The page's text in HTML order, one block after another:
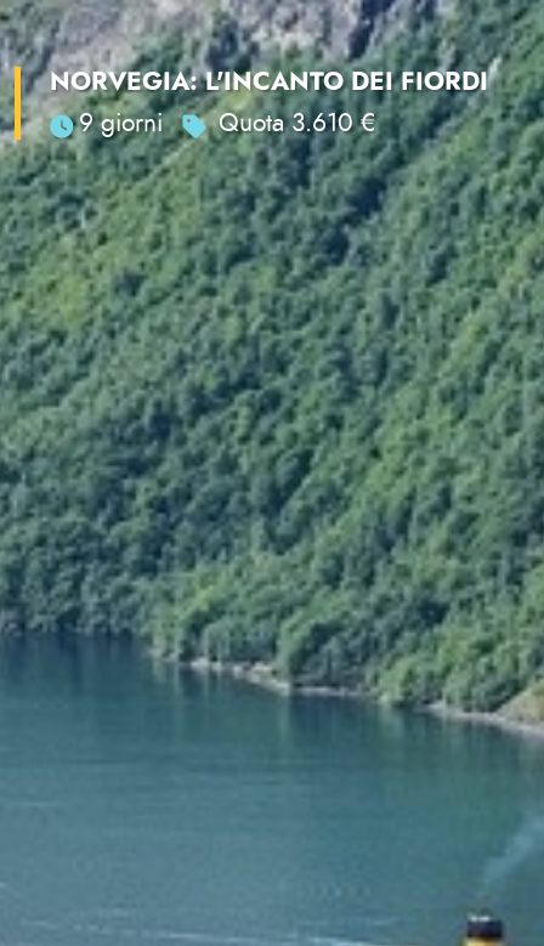
NORVEGIA: L'INCANTO DEI FIORDI
9 giorni
Quota 3.610 €